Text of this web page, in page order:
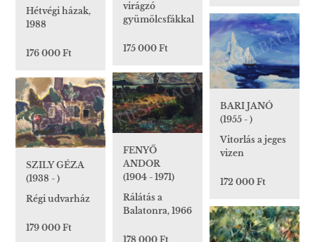
virágzó
gyümölcsfákkal
175 000 Ft
Hétvégi házak,
1988
176 000 Ft
BARI JANÓ
(1955 - )
Vitorlás a jeges
vizen
172 000 Ft
FENYŐ
ANDOR
(1904 - 1971)
Rálátás a
Balatonra, 1966
178 000 Ft
SZILY GÉZA
(1938 - )
Régi udvarház
179 000 Ft